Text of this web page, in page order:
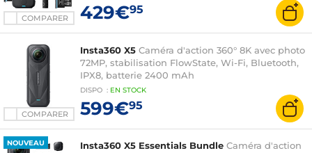
COMPARER 429€95
COMPARER
Insta360 X5 Caméra d'action 360° 8K avec photo
72MP, stabilisation FlowState, Wi-Fi, Bluetooth,
IPX8, batterie 2400 mAh
DISPO : EN STOCK
599€95
NOUVEAU Insta360 X5 Essentials Bundle Caméra d'action